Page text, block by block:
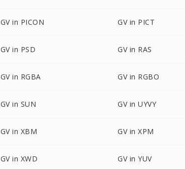
GV in PICON GV in PICT
GV in PSD GV in RAS
GV in RGBA GV in RGBO
GV in SUN GV in UYVY
GV in XBM GV in XPM
GV in XWD GV in YUV